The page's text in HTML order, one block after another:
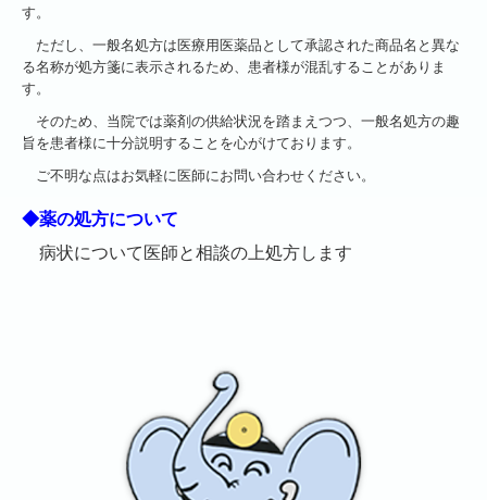
す。
ただし、一般名処方は医療用医薬品として承認された商品名と異な
る名称が処方箋に表示されるため、患者様が混乱することがありま
す。
そのため、当院では薬剤の供給状況を踏まえつつ、一般名処方の趣
旨を患者様に十分説明することを心がけております。
ご不明な点はお気軽に医師にお問い合わせください。
◆薬の処方について
病状について医師と相談の上処方します